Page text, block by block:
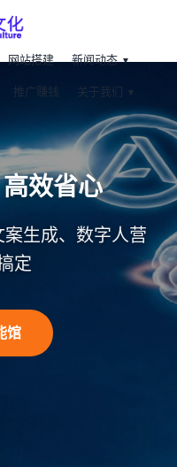
网站搭建 新闻动态
推广赚钱 关于我们
路品牌营销
理，GEO优化助力